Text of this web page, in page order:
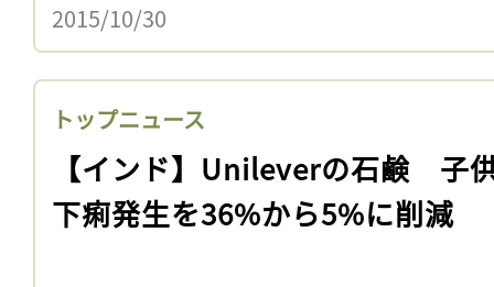
2015/10/30
トップニュース
【インド】Unileverの石鹸 子
下痢発生を36%から5%に削減